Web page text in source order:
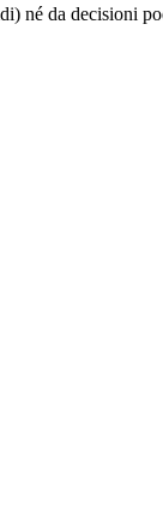
né da decisioni